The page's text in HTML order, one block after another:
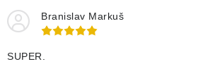
Branislav Markuš
SUPER.